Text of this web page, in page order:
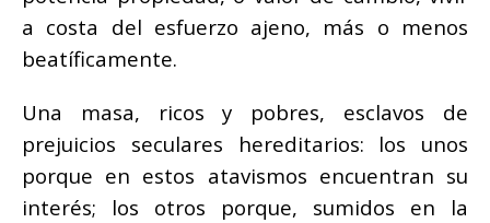
a costa del esfuerzo ajeno, más o menos
beatíficamente.
Una masa, ricos y pobres, esclavos de
prejuicios seculares hereditarios: los unos
porque en estos atavismos encuentran su
interés; los otros porque, sumidos en la